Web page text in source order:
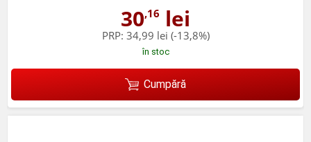
30,16 lei
PRP: 34,99 lei (-13,8%)
în stoc
Cumpără